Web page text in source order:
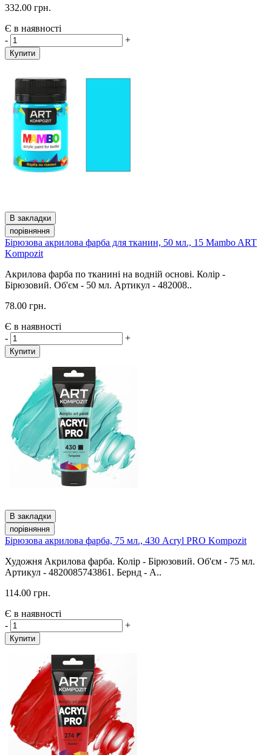
332.00 грн.
Є в наявності
-
+
Купити
В закладки
порівняння
Бірюзова акрилова фарба для тканин, 50 мл., 15 Mambo ART
Kompozit
Акрилова фарба по тканині на водній основі. Колір -
Бірюзовий. Об'єм - 50 мл. Артикул - 482008..
78.00 грн.
Є в наявності
-
+
Купити
В закладки
порівняння
Бірюзова акрилова фарба, 75 мл., 430 Acryl PRO Kompozit
Художня Акрилова фарба. Колір - Бірюзовий. Об'єм - 75 мл.
Артикул - 4820085743861. Бернд - A..
114.00 грн.
Є в наявності
-
+
Купити